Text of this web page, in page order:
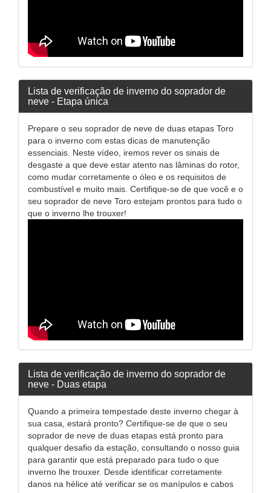
Lista de verificação de inverno do soprador de
neve - Etapa única
Prepare o seu soprador de neve de duas etapas Toro
para o inverno com estas dicas de manutenção
essenciais. Neste vídeo, iremos rever os sinais de
desgaste a que deve estar atento nas lâminas do rotor,
como mudar corretamente o óleo e os requisitos de
combustível e muito mais. Certifique-se de que você e o
seu soprador de neve Toro estejam prontos para tudo o
que o inverno lhe trouxer!
Lista de verificação de inverno do soprador de
neve - Duas etapa
Quando a primeira tempestade deste inverno chegar à
sua casa, estará pronto? Certifique-se de que o seu
soprador de neve de duas etapas está pronto para
qualquer desafio da estação, consultando o nosso guia
para garantir que está preparado para tudo o que
inverno lhe trouxer. Desde identificar corretamente
danos na hélice até verificar se os manípulos e cabos